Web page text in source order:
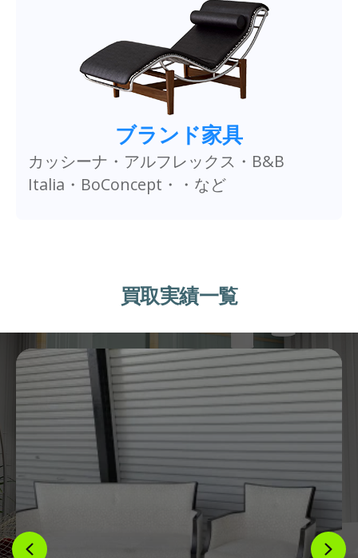
ブランド家具
カッシーナ・アルフレックス・B&B
Italia・BoConcept・・など
買取実績一覧